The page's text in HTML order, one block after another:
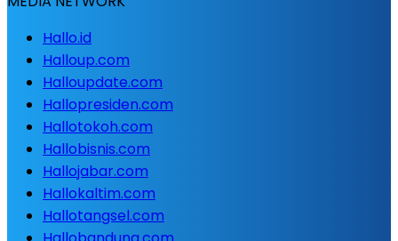
Hallo.id
Halloup.com
Halloupdate.com
Hallopresiden.com
Hallotokoh.com
Hallobisnis.com
Hallojabar.com
Hallokaltim.com
Hallotangsel.com